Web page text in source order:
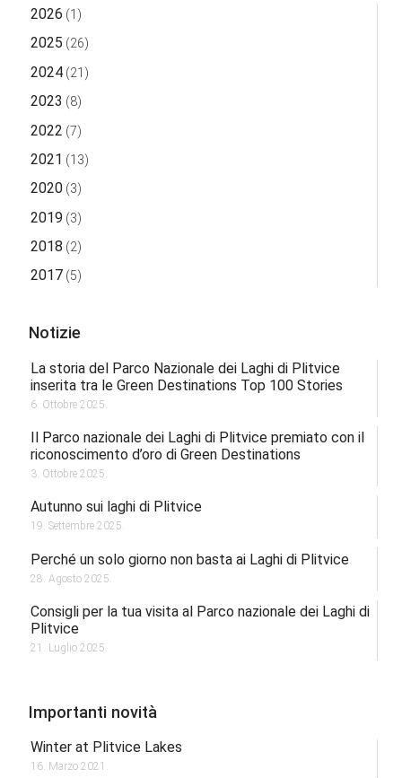
2026 (1)
2025 (26)
2024(21)
2023 (8)
2022 (7)
2021 (13)
2020(3)
2019 (3)
2018 (2)
2017(5)
Notizie
La storia del Parco Nazionale dei Laghi di Plitvice
inserita tra le Green Destinations Top 100 Stories
6. Ottobre 2025.
Il Parco nazionale dei Laghi di Plitvice premiato con il
riconoscimento d’oro di Green Destinations
3. Ottobre 2025.
Autunno sui laghi di Plitvice
19. Settembre 2025.
Perché un solo giorno non basta ai Laghi di Plitvice
28. Agosto 2025.
Consigli per la tua visita al Parco nazionale dei Laghi di
Plitvice
21. Luglio 2025.
Importanti novità
Winter at Plitvice Lakes
16. Marzo 2021.